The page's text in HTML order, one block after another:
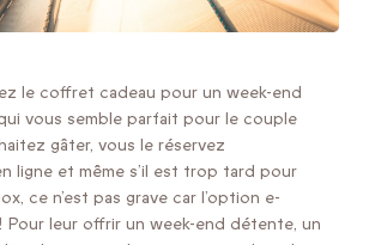
le coffret cadeau pour un week-end
vous semble parfait pour le couple
gâter, vous le réservez
ligne et même s’il est trop tard pour
ce n’est pas grave car l’option e-
leur offrir un week-end détente, un